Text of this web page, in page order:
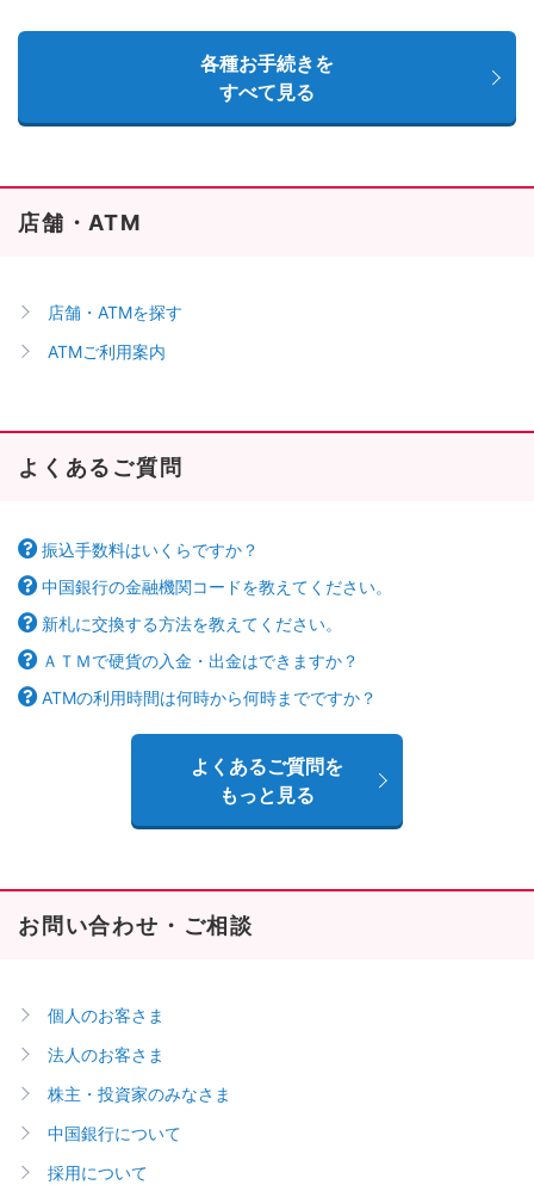
各種お手続きを
すべて見る
店舗・ATM
店舗・ATMを探す
ATMご利用案内
よくあるご質問
振込手数料はいくらですか？
中国銀行の金融機関コードを教えてください。
新札に交換する方法を教えてください。
ＡＴＭで硬貨の入金・出金はできますか？
ATMの利用時間は何時から何時までですか？
よくあるご質問を
もっと見る
お問い合わせ・ご相談
個人のお客さま
法人のお客さま
株主・投資家のみなさま
中国銀行について
採用について